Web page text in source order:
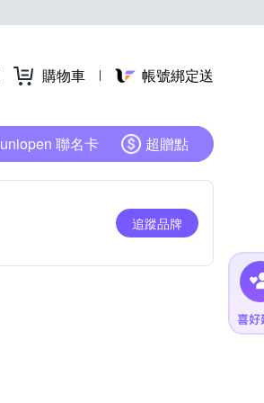
購物車 帳號綁定送
uniopen 聯名卡 超贈點
追蹤品牌